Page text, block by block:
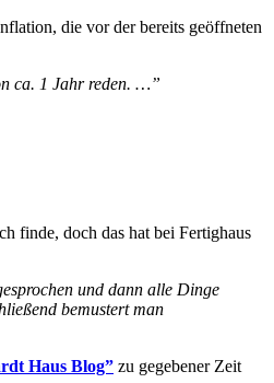
die vor der bereits geöffneten
ca. 1 Jahr reden. …”
finde, doch das hat bei Fertighaus
und dann alle Dinge
bemustert man
Haus Blog” zu gegebener Zeit